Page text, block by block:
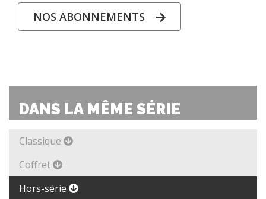
NOS ABONNEMENTS
DANS LA MÊME SÉRIE
Classique
Coffret
Hors-série